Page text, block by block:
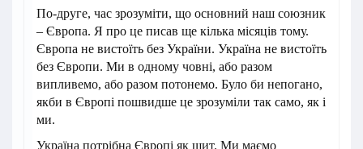
По-друге, час зрозуміти, що основний наш союзник
– Європа. Я про це писав ще кілька місяців тому.
Європа не вистоїть без України. Україна не вистоїть
без Європи. Ми в одному човні, або разом
випливемо, або разом потонемо. Було би непогано,
якби в Європі пошвидше це зрозуміли так само, як і
ми.
Україна потрібна Європі як щит. Ми маємо